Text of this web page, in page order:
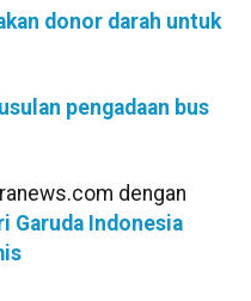
donor darah untuk
pengadaan bus
dengan
Garuda Indonesia